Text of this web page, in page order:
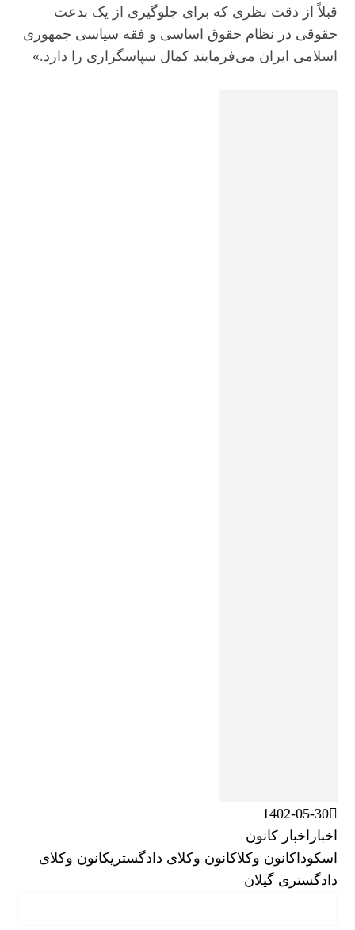
قبلاً از دقت نظری که برای جلوگیری از یک بدعت
حقوقی در نظام حقوق اساسی و فقه سیاسی جمهوری
اسلامی ایران می‌فرمایند کمال سپاسگزاری را دارد.»
1402-05-30
اخبار اخبار کانون
اسکوداکانون وکلاکانون وکلای دادگستریکانون وکلای
دادگستری گیلان